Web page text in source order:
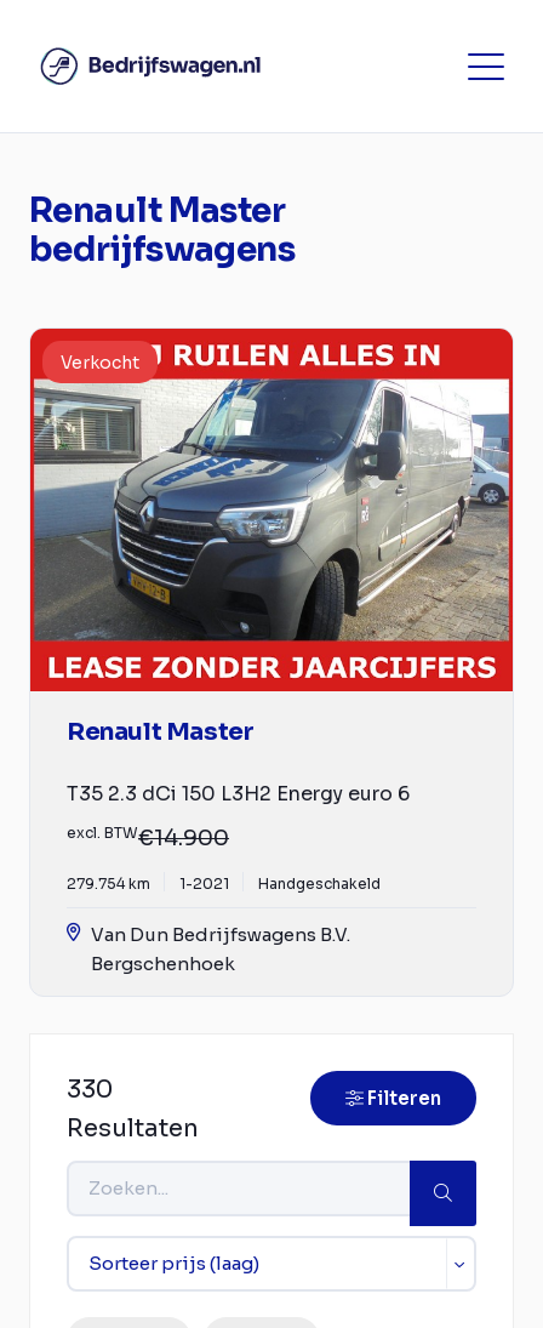
Renault Master
bedrijfswagens
Verkocht
Renault Master
T35 2.3 dCi 150 L3H2 Energy euro 6
excl. BTW€14.900
279.754 km 1-2021 Handgeschakeld
Van Dun Bedrijfswagens B.V.
Bergschenhoek
330
Resultaten
Filteren